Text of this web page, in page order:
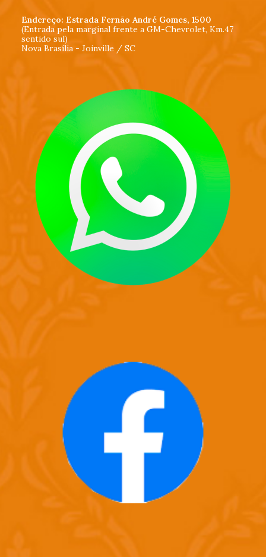
Endereço: Estrada Fernão André Gomes, 1500
(Entrada pela marginal frente a GM-Chevrolet, Km.47
sentido sul)
Nova Brasília - Joinville / SC